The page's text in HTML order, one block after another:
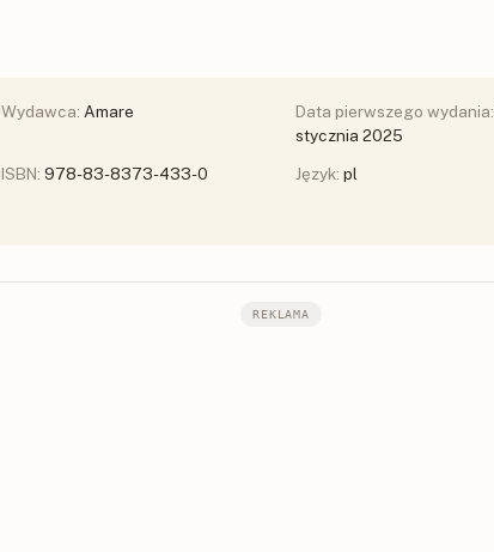
Wydawca: Amare Data pierwszego wydania:
stycznia 2025
ISBN: 978-83-8373-433-0 Język: pl
REKLAMA